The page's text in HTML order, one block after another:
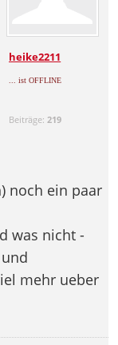
heike2211
... ist OFFLINE
Beiträge: 219
noch ein paar
was nicht -
mehr ueber